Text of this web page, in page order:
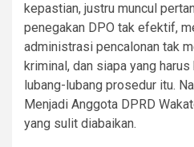
kepastian, justru muncul
penegakan DPO tak efektif,
administrasi pencalonan tak
kriminal, dan siapa yang
lubang-lubang prosedur itu.
Menjadi Anggota DPRD
yang sulit diabaikan.